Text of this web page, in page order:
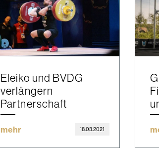
Eleiko und BVDG
verlängern
Partnerschaft
mehr 18.03.2021